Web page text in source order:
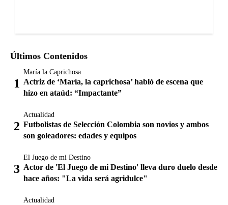
Últimos Contenidos
María la Caprichosa
Actriz de ‘María, la caprichosa’ habló de escena que
hizo en ataúd: “Impactante”
Actualidad
Futbolistas de Selección Colombia son novios y ambos
son goleadores: edades y equipos
El Juego de mi Destino
Actor de 'El Juego de mi Destino' lleva duro duelo desde
hace años: "La vida será agridulce"
Actualidad